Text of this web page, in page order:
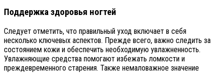
Поддержка здоровья ногтей
Следует отметить, что правильный уход включает в себя
несколько ключевых аспектов. Прежде всего, важно следить за
состоянием кожи и обеспечить необходимую увлажненность.
Увлажняющие средства помогают избежать ломкости и
преждевременного старения. Также немаловажное значение